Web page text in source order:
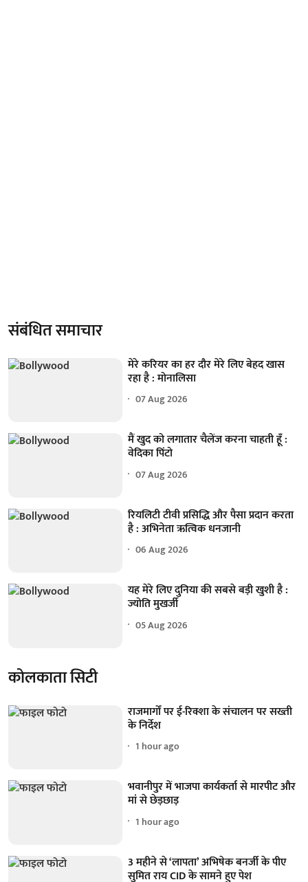
संबंधित समाचार
मेरे करियर का हर दौर मेरे लिए बेहद खास
रहा है : मोनालिसा
07 Aug 2026
मैं खुद को लगातार चैलेंज करना चाहती हूँ :
वेदिका पिंटो
07 Aug 2026
रियलिटी टीवी प्रसिद्धि और पैसा प्रदान करता
है : अभिनेता ऋत्विक धनजानी
06 Aug 2026
यह मेरे लिए दुनिया की सबसे बड़ी खुशी है :
ज्योति मुखर्जी
05 Aug 2026
कोलकाता सिटी
राजमार्गों पर ई-रिक्शा के संचालन पर सख्ती
के निर्देश
1 hour ago
भवानीपुर में भाजपा कार्यकर्ता से मारपीट और
मां से छेड़छाड़
1 hour ago
3 महीने से ‘लापता’ अभिषेक बनर्जी के पीए
सुमित राय CID के सामने हुए पेश